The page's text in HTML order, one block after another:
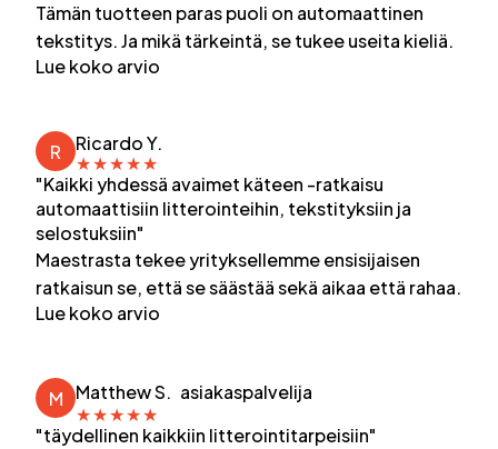
Tämän tuotteen paras puoli on automaattinen
tekstitys. Ja mikä tärkeintä, se tukee useita kieliä.
Lue koko arvio
R
Ricardo Y.
★★★★★
"Kaikki yhdessä avaimet käteen -ratkaisu
automaattisiin litterointeihin, tekstityksiin ja
selostuksiin"
Maestrasta tekee yrityksellemme ensisijaisen
ratkaisun se, että se säästää sekä aikaa että rahaa.
Lue koko arvio
M Matthew S. asiakaspalvelija
★★★★★
"täydellinen kaikkiin litterointitarpeisiin"